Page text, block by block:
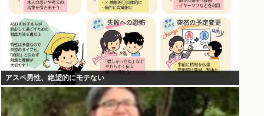
アスペ男性、絶望的にモテない